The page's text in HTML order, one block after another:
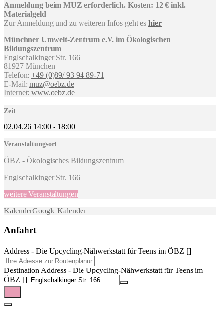
Anmeldung beim MUZ erforderlich. Kosten: 12 € inkl.
Materialgeld
Zur Anmeldung und zu weiteren Infos geht es hier
Münchner Umwelt-Zentrum e.V. im Ökologischen
Bildungszentrum
Englschalkinger Str. 166
81927 München
Telefon: +49 (0)89/ 93 94 89-71
E-Mail: muz@oebz.de
Internet: www.oebz.de
Zeit
02.04.26 14:00 - 18:00
Veranstaltungsort
ÖBZ - Ökologisches Bildungszentrum
Englschalkinger Str. 166
weitere Veranstaltungen
KalenderGoogle Kalender
Anfahrt
Address - Die Upcycling-Nähwerkstatt für Teens im ÖBZ []
Destination Address - Die Upcycling-Nähwerkstatt für Teens im
ÖBZ []